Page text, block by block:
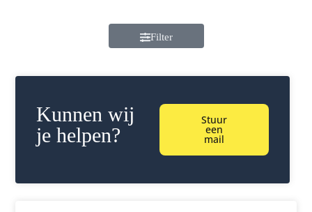
Filter
Kunnen wij
je helpen?
Stuur
een
mail